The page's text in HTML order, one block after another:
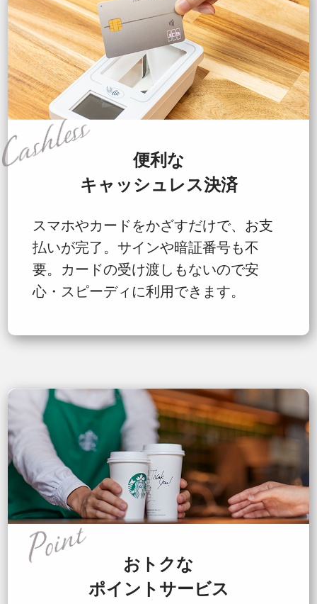
便利な
キャッシュレス決済
スマホやカードをかざすだけで、お支
払いが完了。サインや暗証番号も不
要。カードの受け渡しもないので安
心・スピーディに利用できます。
おトクな
ポイントサービス